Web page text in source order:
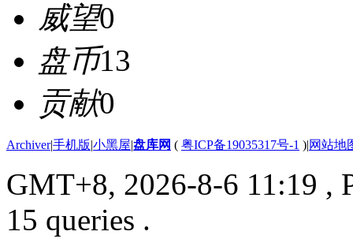
威望0
盘币13
贡献0
Archiver|手机版|小黑屋|盘库网 ( 粤ICP备19035317号-1 )|网站地
GMT+8, 2026-8-6 11:19 ,
15 queries .